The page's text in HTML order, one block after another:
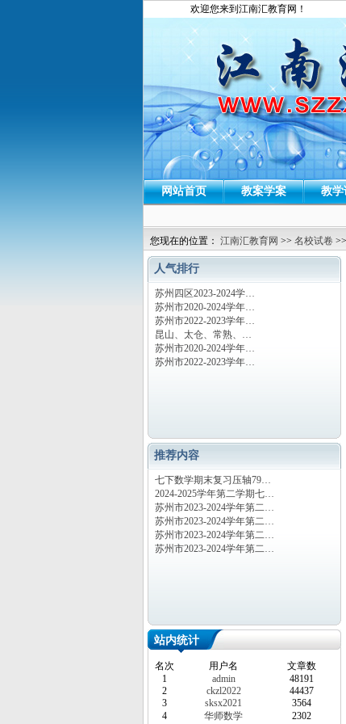
欢迎您来到江南汇教育网！
网站首页 教案学案 教学
您现在的位置： 江南汇教育网 >> 名校试卷 >>
人气排行
苏州四区2023-2024学…
苏州市2020-2024学年…
苏州市2022-2023学年…
昆山、太仓、常熟、…
苏州市2020-2024学年…
苏州市2022-2023学年…
推荐内容
七下数学期末复习压轴79…
2024-2025学年第二学期七…
苏州市2023-2024学年第二…
苏州市2023-2024学年第二…
苏州市2023-2024学年第二…
苏州市2023-2024学年第二…
站内统计
名次 用户名
文章数
1
admin
48191
2
ckzl2022
44437
3
sksx2021
3564
4
华师数学
2302